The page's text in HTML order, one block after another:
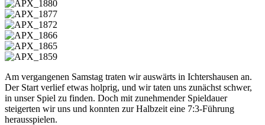
Am vergangenen Samstag traten wir auswärts in Ichtershausen an.
Der Start verlief etwas holprig, und wir taten uns zunächst schwer,
in unser Spiel zu finden. Doch mit zunehmender Spieldauer
steigerten wir uns und konnten zur Halbzeit eine 7:3-Führung
herausspielen.